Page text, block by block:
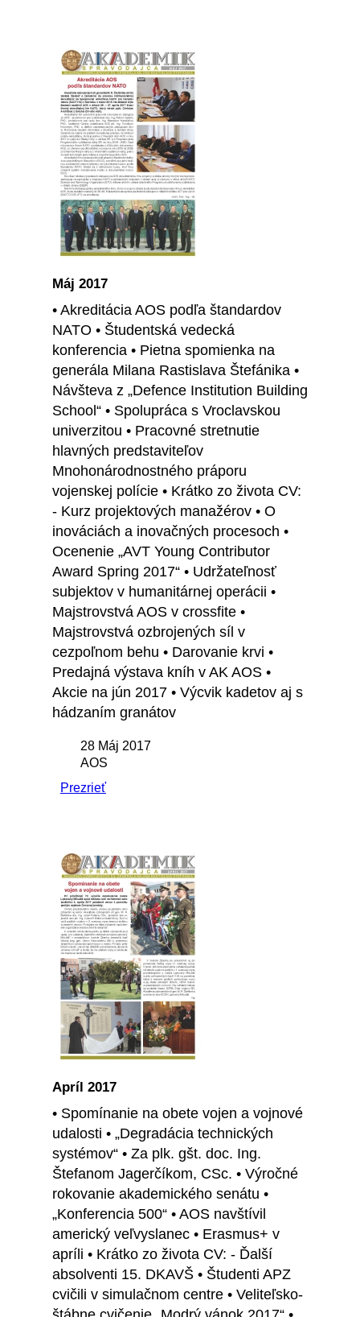
Máj 2017
• Akreditácia AOS podľa štandardov
NATO • Študentská vedecká
konferencia • Pietna spomienka na
generála Milana Rastislava Štefánika •
Návšteva z „Defence Institution Building
School“ • Spolupráca s Vroclavskou
univerzitou • Pracovné stretnutie
hlavných predstaviteľov
Mnohonárodnostného práporu
vojenskej polície • Krátko zo života CV:
- Kurz projektových manažérov • O
inováciách a inovačných procesoch •
Ocenenie „AVT Young Contributor
Award Spring 2017“ • Udržateľnosť
subjektov v humanitárnej operácii •
Majstrovstvá AOS v crossfite •
Majstrovstvá ozbrojených síl v
cezpoľnom behu • Darovanie krvi •
Predajná výstava kníh v AK AOS •
Akcie na jún 2017 • Výcvik kadetov aj s
hádzaním granátov
28 Máj 2017
AOS
Prezrieť
Apríl 2017
• Spomínanie na obete vojen a vojnové
udalosti • „Degradácia technických
systémov“ • Za plk. gšt. doc. Ing.
Štefanom Jagerčíkom, CSc. • Výročné
rokovanie akademického senátu •
„Konferencia 500“ • AOS navštívil
americký veľvyslanec • Erasmus+ v
apríli • Krátko zo života CV: - Ďalší
absolventi 15. DKAVŠ • Študenti APZ
cvičili v simulačnom centre • Veliteľsko-